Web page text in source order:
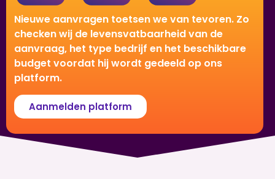
Nieuwe aanvragen toetsen we van tevoren. Zo
checken wij de levensvatbaarheid van de
aanvraag, het type bedrijf en het beschikbare
budget voordat hij wordt gedeeld op ons
platform.
Aanmelden platform